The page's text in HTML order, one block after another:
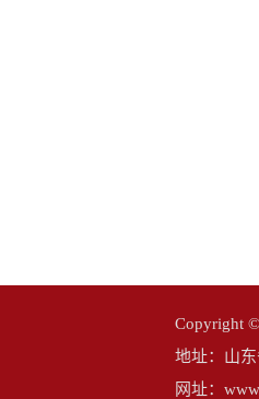
Copyright
地址：山
网址：